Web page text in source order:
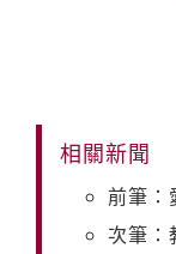
相關新聞
前筆：
次筆：